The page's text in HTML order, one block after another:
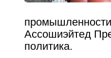
Ассошиэйтед
политика.